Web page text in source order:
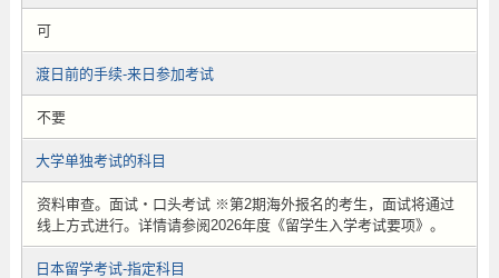
可
渡日前的手续-来日参加考试
不要
大学单独考试的科目
资料审查。面试・口头考试 ※第2期海外报名的考生，面试将通过
线上方式进行。详情请参阅2026年度《留学生入学考试要项》。
日本留学考试-指定科目